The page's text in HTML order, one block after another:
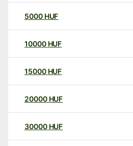
5000 HUF
10000 HUF
15000 HUF
20000 HUF
30000 HUF